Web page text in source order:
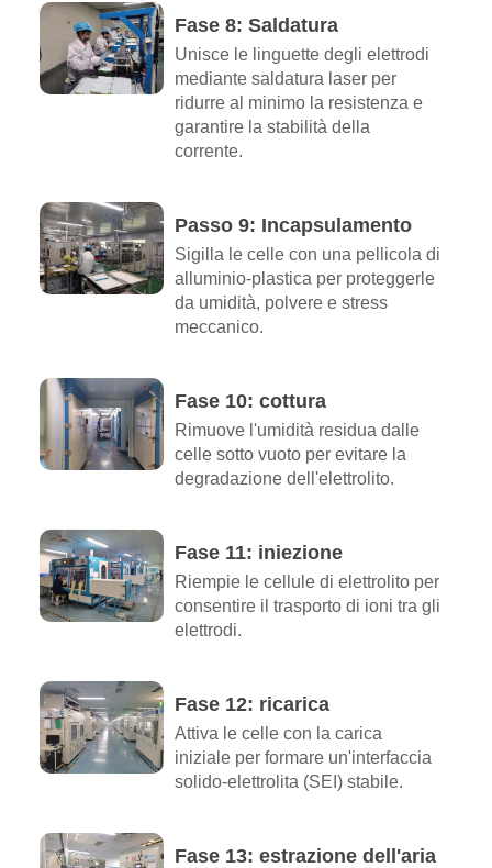
Fase 8: Saldatura
Unisce le linguette degli elettrodi
mediante saldatura laser per
ridurre al minimo la resistenza e
garantire la stabilità della
corrente.
Passo 9: Incapsulamento
Sigilla le celle con una pellicola di
alluminio-plastica per proteggerle
da umidità, polvere e stress
meccanico.
Fase 10: cottura
Rimuove l'umidità residua dalle
celle sotto vuoto per evitare la
degradazione dell'elettrolito.
Fase 11: iniezione
Riempie le cellule di elettrolito per
consentire il trasporto di ioni tra gli
elettrodi.
Fase 12: ricarica
Attiva le celle con la carica
iniziale per formare un'interfaccia
solido-elettrolita (SEI) stabile.
Fase 13: estrazione dell'aria